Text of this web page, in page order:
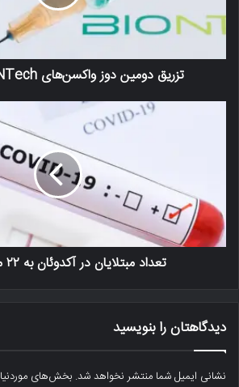
تزریق دومین دوز واکسن‌های Pfizer/BioNTech
تعداد مبتلایان در آکدوئان به ۲۲ مورد رسید
دیدگاهتان را بنویسید
نشانی ایمیل شما منتشر نخواهد شد. بخش‌های